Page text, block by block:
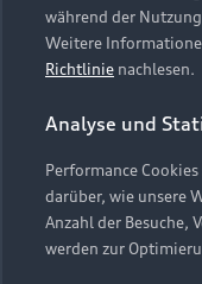
Online-
Servicekontakt
Vertrag widerrufen
Datenschutz
Audi erleben
Newsletter
Impressum
Cookie-Richtlinie
Hinweis: Die
Embleme am
Webseite kann
während der
Weitere
Richtlinie nachlesen.
Analyse und
Performance
darüber, wie unsere
Anzahl der Besuche,
werden zur